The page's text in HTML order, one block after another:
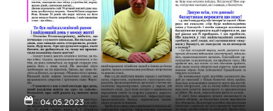
новини
04.05.2023